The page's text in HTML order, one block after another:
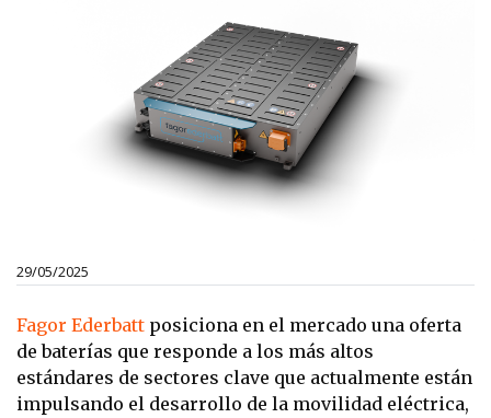
29/05/2025
Fagor Ederbatt posiciona en el mercado una oferta
de baterías que responde a los más altos
estándares de sectores clave que actualmente están
impulsando el desarrollo de la movilidad eléctrica,